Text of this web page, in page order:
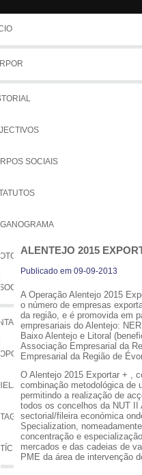
SOCIAIS
DE QUOTAS
Exportar+
ALENTEJO 2015
Publicado em 09-09-2013
A Operação Alentejo 2015
o número de empresas
da região, e é promovida em
empresariais do Alentejo:
Baixo Alentejo e Litoral
Associação Empresarial da
Empresarial da Região de
O Alentejo 2015 Exportar + ,
combinação metodológica de
permitindo a realização de
todos os concelhos da NUT
sectorial/fileira económica
Specialization,
concentração e
mercados e das cadeias de
PME da área de intervenção